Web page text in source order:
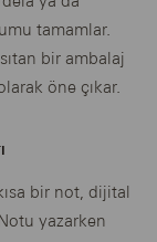
tamamlar.
bir ambalaj
öne çıkar.
bir not, dijital
yazarken